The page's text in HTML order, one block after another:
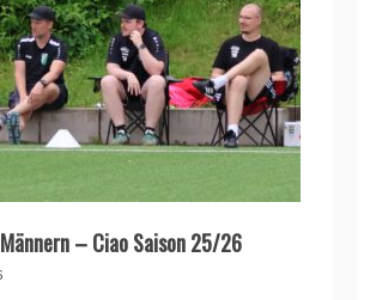
– Ciao Saison 25/26